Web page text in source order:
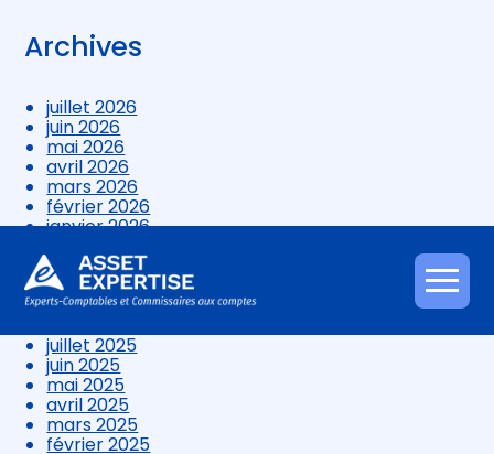
Aller
au
Archives
juillet 2026
juin 2026
mai 2026
avril 2026
mars 2026
février 2026
janvier 2026
novembre 2025
octobre 2025
septembre 2025
juillet 2025
juin 2025
mai 2025
avril 2025
mars 2025
février 2025